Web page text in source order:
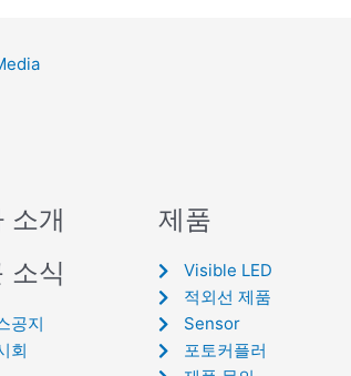
소개
소식
공지
회
제품
Visible LED
적외선 제품
Sensor
포토커플러